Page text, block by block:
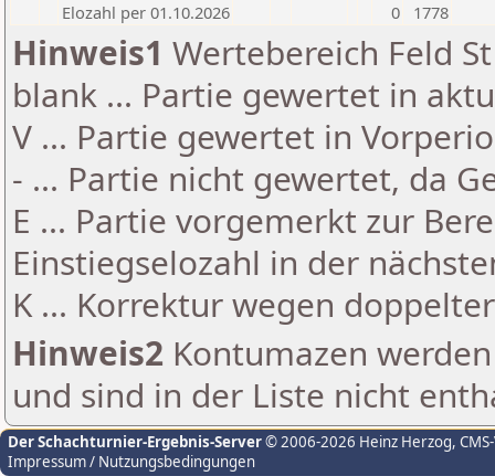
Elozahl per 01.10.2026
0 1778
Hinweis1 Wertebereich Feld
blank ... Partie gewertet in
V ... Partie gewertet in
- ... Partie nicht gewertet, da
E ... Partie vorgemerkt zur
Einstiegselozahl in der
K ... Korrektur wegen
Hinweis2 Kontumazen
und sind in der Liste nicht
Der Schachturnier-Ergebnis-Server© 2006-2026 Heinz Herzog,
Impressum / Nutzungsbedingungen